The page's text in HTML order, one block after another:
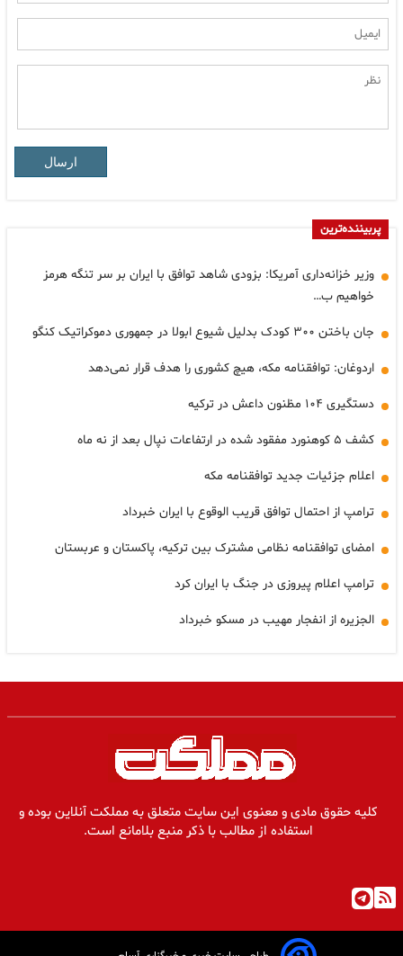
ارسال
پربیننده‌ترین
وزیر خزانه‌داری آمریکا: بزودی شاهد توافق با ایران بر سر تنگه هرمز
خواهیم ب…
جان باختن ۳۰۰ کودک بدلیل شیوع ابولا در جمهوری دموکراتیک کنگو
اردوغان: توافقنامه مکه، هیچ کشوری را هدف قرار نمی‌دهد
دستگیری ۱۰۴ مظنون داعش در ترکیه
کشف ۵ کوهنورد مفقود شده در ارتفاعات نپال بعد از نه ماه
اعلام جزئیات جدید توافقنامه مکه
ترامپ از احتمال توافق قریب الوقوع با ایران خبرداد
امضای توافقنامه نظامی مشترک بین ترکیه، پاکستان و عربستان
ترامپ اعلام پیروزی در جنگ با ایران کرد
الجزیره از انفجار مهیب در مسکو خبرداد
کلیه حقوق مادی و معنوی این سایت متعلق به مملکت آنلاین بوده و
استفاده از مطالب با ذکر منبع بلامانع است.